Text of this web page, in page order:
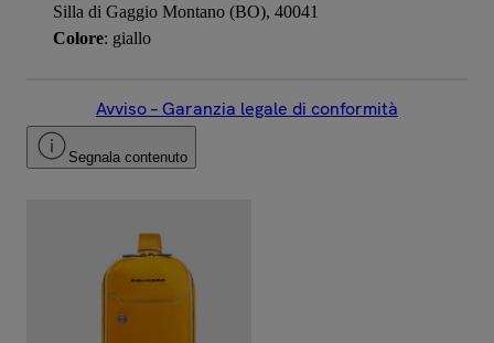
Silla di Gaggio Montano (BO), 40041
Colore: giallo
Avviso – Garanzia legale di conformità
Segnala contenuto